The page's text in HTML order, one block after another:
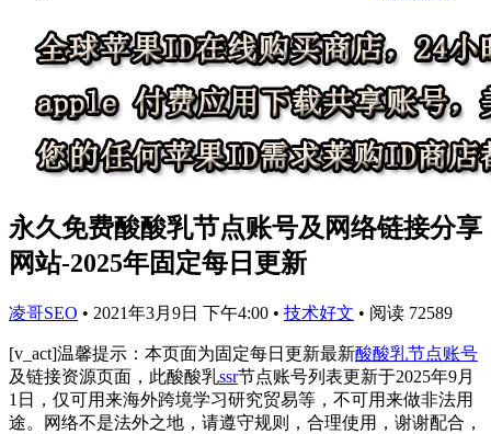
永久免费酸酸乳节点账号及网络链接分享
网站-2025年固定每日更新
凌哥SEO • 2021年3月9日 下午4:00 • 技术好文 • 阅读 72589
[v_act]温馨提示：本页面为固定每日更新最新酸酸乳节点账号
及链接资源页面，此酸酸乳ssr节点账号列表更新于2025年9月
1日，仅可用来海外跨境学习研究贸易等，不可用来做非法用
途。网络不是法外之地，请遵守规则，合理使用，谢谢配合，